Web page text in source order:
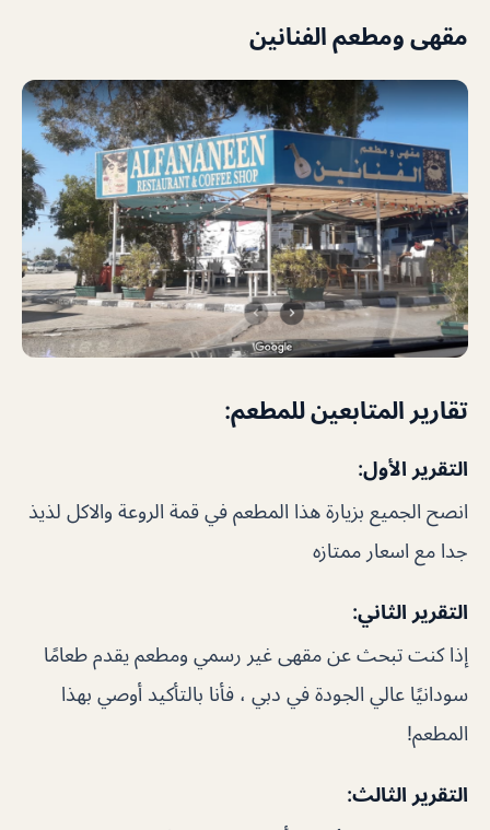
مقهى ومطعم الفنانين
تقارير المتابعين للمطعم:
التقرير الأول:
انصح الجميع بزيارة هذا المطعم في قمة الروعة والاكل لذيذ
جدا مع اسعار ممتازه
التقرير الثاني:
إذا كنت تبحث عن مقهى غير رسمي ومطعم يقدم طعامًا
سودانيًا عالي الجودة في دبي ، فأنا بالتأكيد أوصي بهذا
المطعم!
التقرير الثالث: